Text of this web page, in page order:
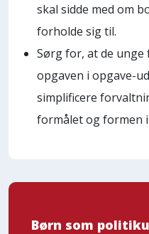
skal sidde med om
forholde sig til.
Sørg for, at de
opgaven i opgave-
simplificere
formålet og formen
Børn som